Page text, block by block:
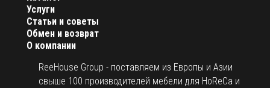
О компании
ReeHouse Group - поставляем из Европы и Азии
свыше 100 производителей мебели для HoReCa и
Услуги
Статьи и советы
Обмен и возврат